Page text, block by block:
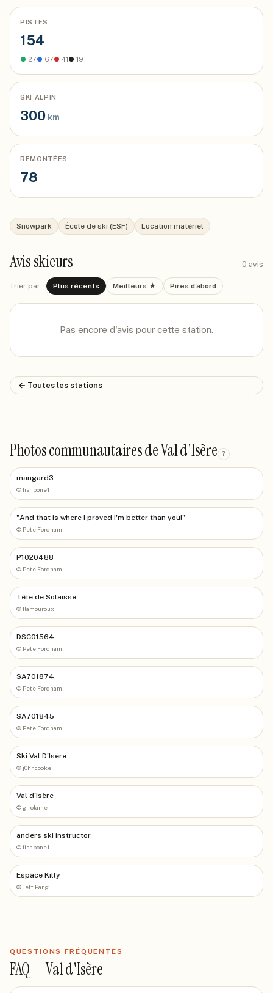
PISTES
154
● 27● 67● 41● 19
SKI ALPIN
300 km
REMONTÉES
78
Snowpark École de ski (ESF) Location matériel
Avis skieurs 0 avis
Trier par : Plus récents Meilleurs ★ Pires d'abord
Pas encore d'avis pour cette station.
← Toutes les stations
Photos communautaires de Val d'Isère ?
mangard3
©fishbone1
"And that is where I proved I'm better than you!"
© Pete Fordham
P1020488
© Pete Fordham
Tête de Solaisse
©flamouroux
DSC01564
© Pete Fordham
SA701874
© Pete Fordham
SA701845
© Pete Fordham
Ski Val D'Isere
© j0hncooke
Val d'Isère
©girolame
anders ski instructor
©fishbone1
Espace Killy
© Jeff Pang
QUESTIONS FRÉQUENTES
FAQ —Val d'Isère